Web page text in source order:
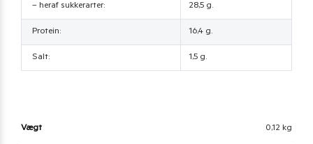
– heraf sukkerarter: 28,5 g.
Protein: 16,4 g.
Salt: 1,5 g.
Vægt 0,12 kg